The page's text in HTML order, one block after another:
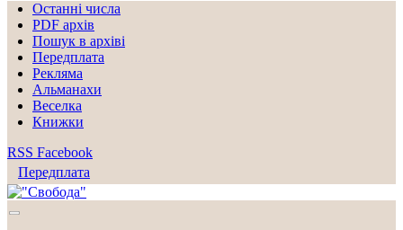
Останні числа
PDF архів
Пошук в архіві
Передплата
Рекляма
Альманахи
Веселка
Книжки
RSS Facebook
Передплата